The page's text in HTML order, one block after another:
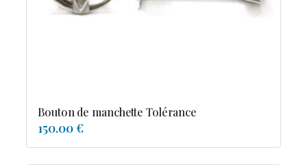
Bouton de manchette Tolérance
150.00 €